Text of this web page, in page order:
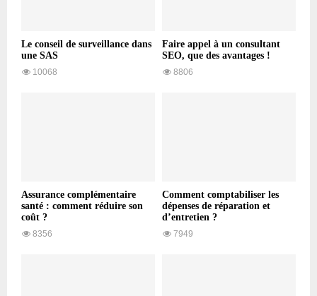
Le conseil de surveillance dans
une SAS
10068
Faire appel à un consultant
SEO, que des avantages !
8806
Assurance complémentaire
santé : comment réduire son
coût ?
8356
Comment comptabiliser les
dépenses de réparation et
d’entretien ?
7949